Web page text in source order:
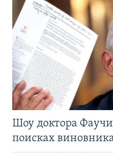
Шоу доктора
поисках